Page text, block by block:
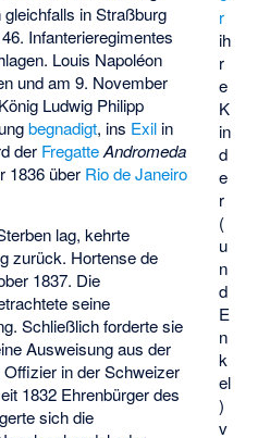
r
ih
r
e
K
in
d
e
r
(
u
n
d
E
n
k
el
)
v
in Straßburg
Infanterieregimentes
Louis Napoléon
und am 9. November
Ludwig Philipp
begnadigt, ins Exil in
der Fregatte Andromeda
1836 über Rio de Janeiro
lag, kehrte
zurück. Hortense de
1837. Die
seine
Schließlich forderte sie
Ausweisung aus der
in der Schweizer
1832 Ehrenbürger des
sich die